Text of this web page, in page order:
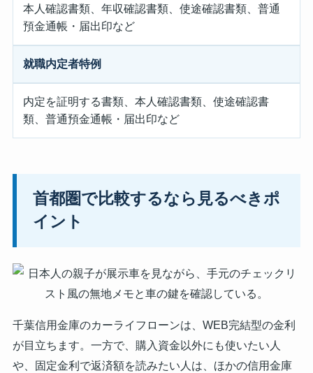
本人確認書類、年収確認書類、使途確認書類、普通
預金通帳・届出印など
就職内定者特例
内定を証明する書類、本人確認書類、使途確認書
類、普通預金通帳・届出印など
首都圏で比較するなら見るべきポ
イント
千葉信用金庫のカーライフローンは、WEB完結型の金利
が目立ちます。一方で、購入資金以外にも使いたい人
や、固定金利で返済額を読みたい人は、ほかの信用金庫